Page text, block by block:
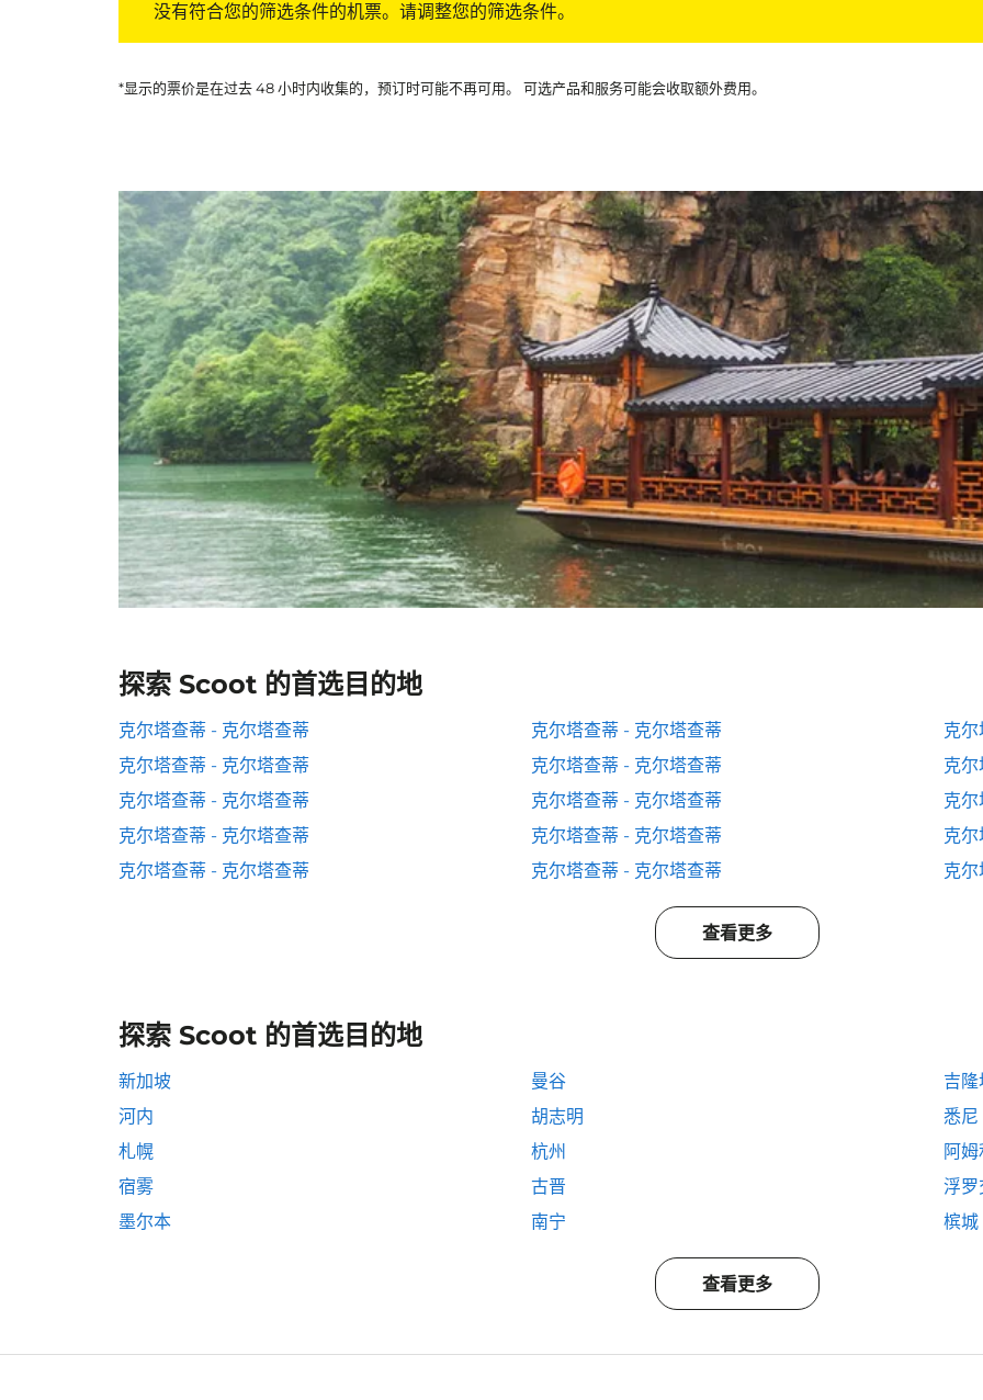
没有符合您的筛选条件的机票。请调整您的筛选条件。
*显示的票价是在过去 48 小时内收集的，预订时可能不再可用。 可选产品和服务可能会收取额外费用。
探索 Scoot 的首选目的地
克尔塔查蒂 - 克尔塔查蒂 克尔塔查蒂 - 克尔塔查蒂
克
克尔塔查蒂 - 克尔塔查蒂
克尔塔查蒂 - 克尔塔查蒂
克
克尔塔查蒂 - 克尔塔查蒂
克尔塔查蒂 - 克尔塔查蒂
克
克尔塔查蒂 - 克尔塔查蒂
克尔塔查蒂 - 克尔塔查蒂
克
克尔塔查蒂 - 克尔塔查蒂
克尔塔查蒂 - 克尔塔查蒂 克
查看更多
探索 Scoot 的首选目的地
新加坡 曼谷
吉隆
河内
胡志明
悉尼
札幌
杭州
阿
宿雾
古晋
浮罗
墨尔本
南宁 槟城
查看更多